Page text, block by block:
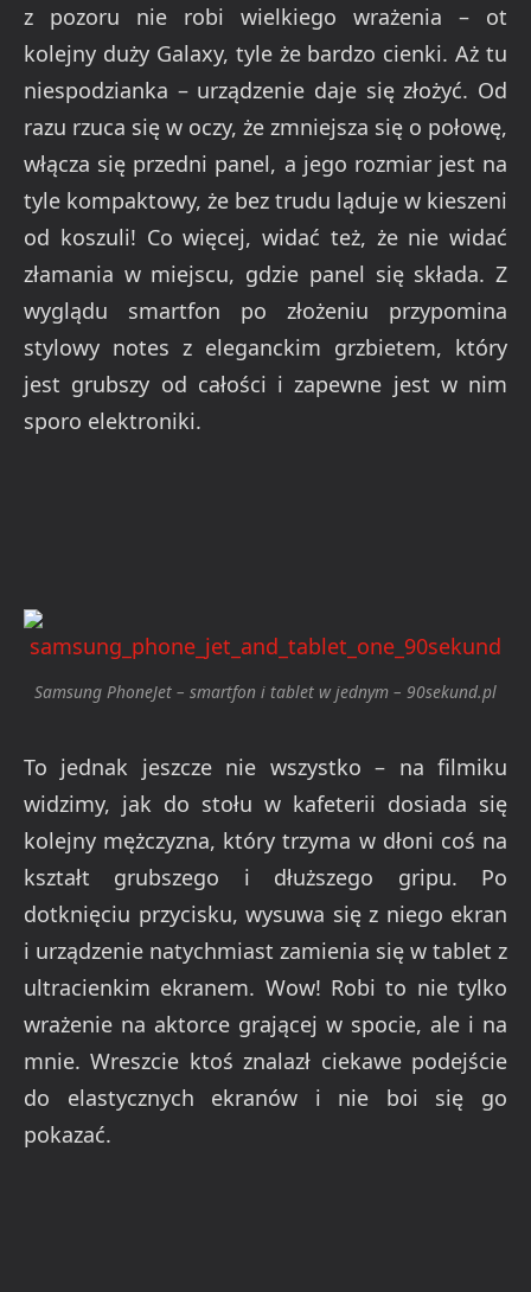
z pozoru nie robi wielkiego wrażenia – ot
kolejny duży Galaxy, tyle że bardzo cienki. Aż tu
niespodzianka – urządzenie daje się złożyć. Od
razu rzuca się w oczy, że zmniejsza się o połowę,
włącza się przedni panel, a jego rozmiar jest na
tyle kompaktowy, że bez trudu ląduje w kieszeni
od koszuli! Co więcej, widać też, że nie widać
złamania w miejscu, gdzie panel się składa. Z
wyglądu smartfon po złożeniu przypomina
stylowy notes z eleganckim grzbietem, który
jest grubszy od całości i zapewne jest w nim
sporo elektroniki.
Samsung PhoneJet – smartfon i tablet w jednym – 90sekund.pl
To jednak jeszcze nie wszystko – na filmiku
widzimy, jak do stołu w kafeterii dosiada się
kolejny mężczyzna, który trzyma w dłoni coś na
kształt grubszego i dłuższego gripu. Po
dotknięciu przycisku, wysuwa się z niego ekran
i urządzenie natychmiast zamienia się w tablet z
ultracienkim ekranem. Wow! Robi to nie tylko
wrażenie na aktorce grającej w spocie, ale i na
mnie. Wreszcie ktoś znalazł ciekawe podejście
do elastycznych ekranów i nie boi się go
pokazać.